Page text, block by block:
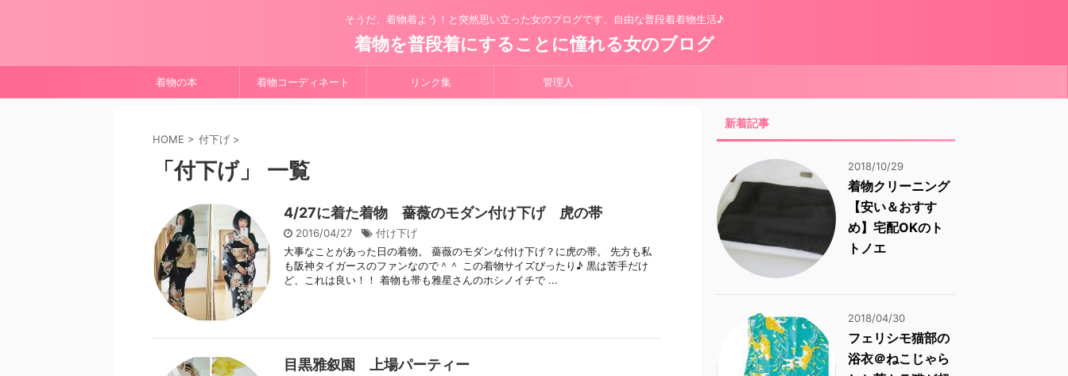
そうだ、着物着よう！と突然思い立った女のブログです。自由な普段着着物生活♪
着物を普段着にすることに憧れる女のブログ
着物の本 着物コーディネート リンク集 管理人
HOME > 付下げ >
「付下げ」 一覧
4/27に着た着物 薔薇のモダン付け下げ 虎の帯
2016/04/27
付け下げ
大事なことがあった日の着物。 薔薇のモダンな付け下げ？に虎の帯。 先方も私
も阪神タイガースのファンなので＾＾ この着物サイズぴったり♪ 黒は苦手だけ
ど、これは良い！！ 着物も帯も雅星さんのホシノイチで ...
目黒雅叙園 上場パーティー
新着記事
2018/10/29
着物クリーニング
【安い＆おすす
め】宅配OKのト
トノエ
2018/04/30
フェリシモ猫部の
浴衣＠ねこじゃら